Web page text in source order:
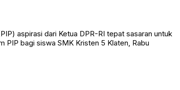
aspirasi dari Ketua DPR-RI tepat sasaran untuk
PIP bagi siswa SMK Kristen 5 Klaten, Rabu